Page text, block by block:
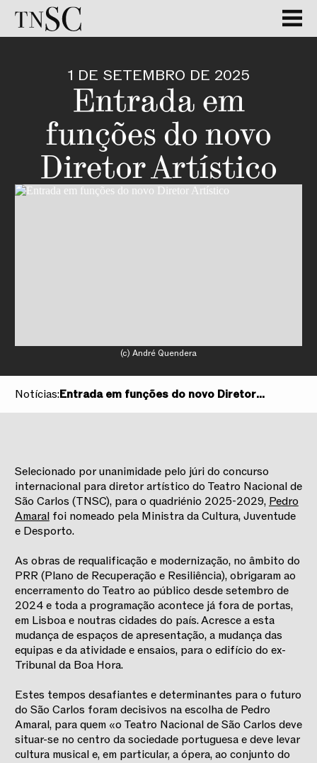
1 DE SETEMBRO DE 2025
Entrada em
funções do novo
Diretor Artístico
(c) André Quendera
Notícias:Entrada em funções do novo Diretor
Artístico
Selecionado por unanimidade pelo júri do concurso
internacional para diretor artístico do Teatro Nacional de
São Carlos (TNSC), para o quadriénio 2025-2029,Pedro
Amaralfoi nomeado pela Ministra da Cultura, Juventude
e Desporto.
As obras de requalificação e modernização, no âmbito do
PRR (Plano de Recuperação e Resiliência), obrigaram ao
encerramento do Teatro ao público desde setembro de
2024 e toda a programação acontece já fora de portas,
em Lisboa e noutras cidades do país. Acresce a esta
mudança de espaços de apresentação, a mudança das
equipas e da atividade e ensaios, para o edifício do ex-
Tribunal da Boa Hora.
Estes tempos desafiantes e determinantes para o futuro
do São Carlos foram decisivos na escolha de Pedro
Amaral, para quem «o Teatro Nacional de São Carlos deve
situar-se no centro da sociedade portuguesa e deve levar
cultura musical e, em particular, a ópera, ao conjunto do